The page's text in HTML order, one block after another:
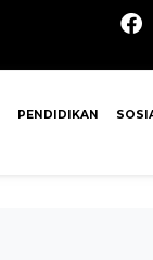
PENDIDIKAN